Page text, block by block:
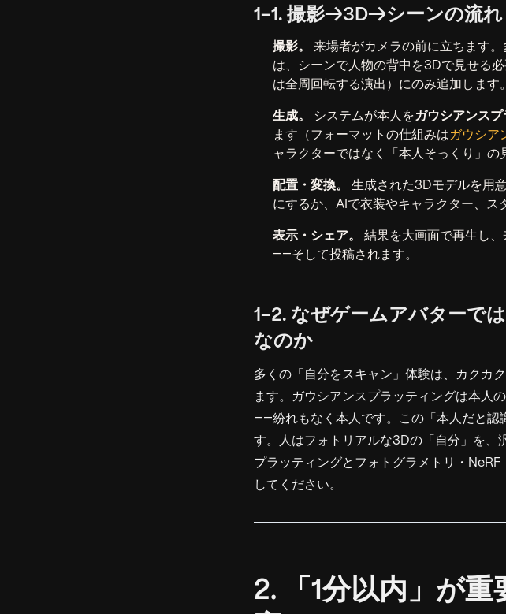
1-1. 撮影→3D→シーンの流れ
撮影。
来場者がカメラの前に立ちます
は、シーンで人物の背中を3Dで見せる
は全周回転する演出）にのみ追加します。
生成。 システムが本人を ガウシアンスプ
ます（フォーマットの仕組みは ガウシア
ャラクターではなく「本人そっくり」の
配置・変換。
生成された3Dモデルを用
にするか、AIで衣装やキャラクター、ス
表示・シェア。
結果を大画面で再生し
――そして投稿されます。
1-2. なぜゲームアバターで
なのか
多くの「自分をスキャン」体験は、カクカ
ます。ガウシアンスプラッティングは本人
――紛れもなく本人です。この「本人だと認
す。人はフォトリアルな3Dの「自分」を、
プラッティングとフォトグラメトリ・NeRF
してください。
2. 「1分以内」が